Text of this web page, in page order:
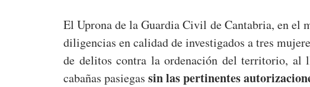
El Uprona de la Guardia Civil de Cantabria, en el
diligencias en calidad de investigados a tres
de delitos contra la ordenación del territorio, al
cabañas pasiegas sin las pertinentes